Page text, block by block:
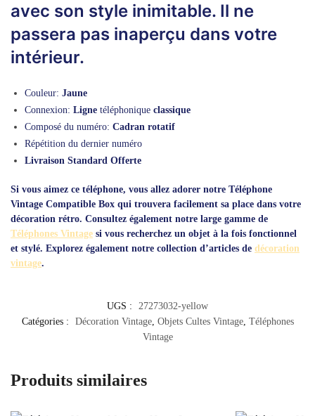
avec son style inimitable. Il ne
passera pas inaperçu dans votre
intérieur.
Couleur: Jaune
Connexion: Ligne téléphonique classique
Composé du numéro: Cadran rotatif
Répétition du dernier numéro
Livraison Standard Offerte
Si vous aimez ce téléphone, vous allez adorer notre Téléphone
Vintage Compatible Box qui trouvera facilement sa place dans votre
décoration rétro. Consultez également notre large gamme de
Téléphones Vintage si vous recherchez un objet à la fois fonctionnel
et stylé. Explorez également notre collection d’articles de décoration
vintage.
UGS :
27273032-yellow
Catégories :
Décoration Vintage, Objets Cultes Vintage, Téléphones
Vintage
Produits similaires